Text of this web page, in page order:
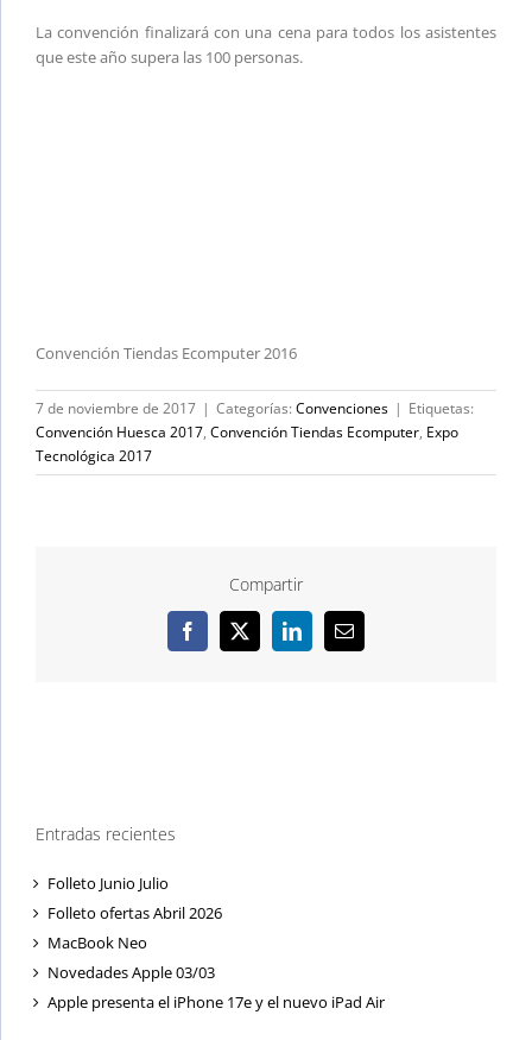
La convención finalizará con una cena para todos los asistentes
que este año supera las 100 personas.
Convención Tiendas Ecomputer 2016
7 de noviembre de 2017 | Categorías: Convenciones | Etiquetas:
Convención Huesca 2017, Convención Tiendas Ecomputer, Expo
Tecnológica 2017
Compartir
Facebook
X LinkedInCorreo
electrónico
Entradas recientes
Folleto Junio Julio
Folleto ofertas Abril 2026
MacBook Neo
Novedades Apple 03/03
Apple presenta el iPhone 17e y el nuevo iPad Air